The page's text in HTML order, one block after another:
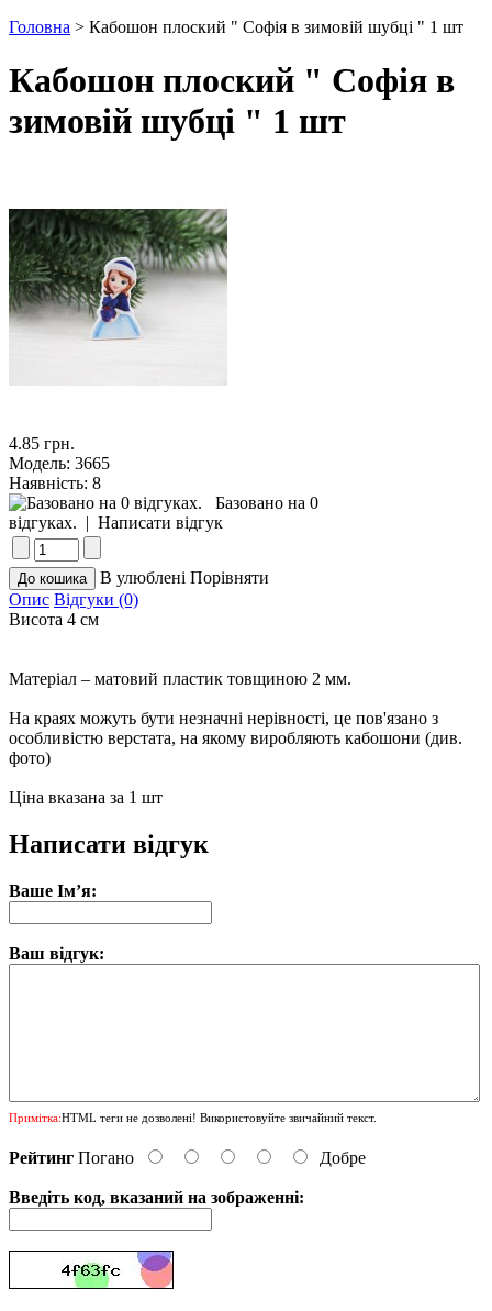
Головна > Кабошон плоский " Софія в зимовій шубці " 1 шт
Кабошон плоский " Софія в
зимовій шубці " 1 шт
4.85 грн.
Модель: 3665
Наявність: 8
Базовано на 0
відгуках. | Написати відгук
В улюблені Порівняти
Опис Відгуки (0)
Висота 4 см
Матеріал – матовий пластик товщиною 2 мм.
На краях можуть бути незначні нерівності, це пов'язано з
особливістю верстата, на якому виробляють кабошони (див.
фото)
Ціна вказана за 1 шт
Написати відгук
Ваше Ім’я:
Ваш відгук:
Примітка:HTML теги не дозволені! Використовуйте звичайний текст.
Рейтинг Погано Добре
Введіть код, вказаний на зображенні: